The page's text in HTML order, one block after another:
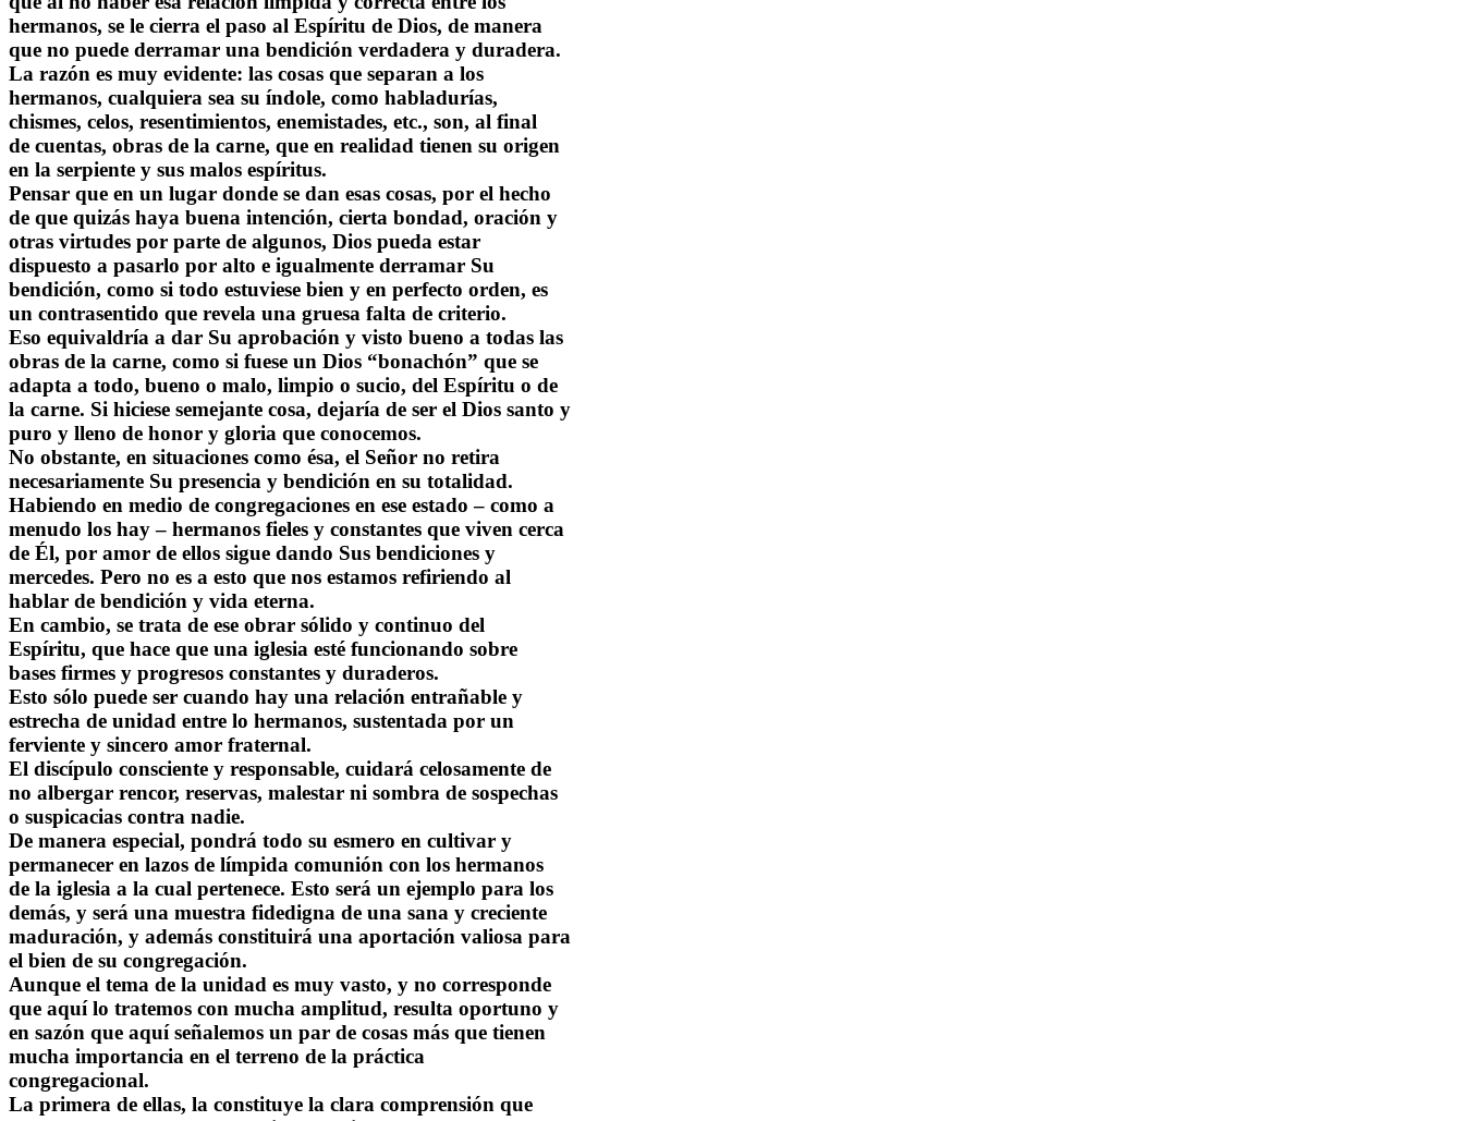
hermanos, se le cierra el paso al Espíritu de Dios, de manera
que no puede derramar una bendición verdadera y duradera.
La razón es muy evidente: las cosas que separan a los
hermanos, cualquiera sea su índole, como habladurías,
chismes, celos, resentimientos, enemistades, etc., son, al final
de cuentas, obras de la carne, que en realidad tienen su origen
en la serpiente y sus malos espíritus.
Pensar que en un lugar donde se dan esas cosas, por el hecho
de que quizás haya buena intención, cierta bondad, oración y
otras virtudes por parte de algunos, Dios pueda estar
dispuesto a pasarlo por alto e igualmente derramar Su
bendición, como si todo estuviese bien y en perfecto orden, es
un contrasentido que revela una gruesa falta de criterio.
Eso equivaldría a dar Su aprobación y visto bueno a todas las
obras de la carne, como si fuese un Dios “bonachón” que se
adapta a todo, bueno o malo, limpio o sucio, del Espíritu o de
la carne. Si hiciese semejante cosa, dejaría de ser el Dios santo y
puro y lleno de honor y gloria que conocemos.
No obstante, en situaciones como ésa, el Señor no retira
necesariamente Su presencia y bendición en su totalidad.
Habiendo en medio de congregaciones en ese estado – como a
menudo los hay – hermanos fieles y constantes que viven cerca
de Él, por amor de ellos sigue dando Sus bendiciones y
mercedes. Pero no es a esto que nos estamos refiriendo al
hablar de bendición y vida eterna.
En cambio, se trata de ese obrar sólido y continuo del
Espíritu, que hace que una iglesia esté funcionando sobre
bases firmes y progresos constantes y duraderos.
Esto sólo puede ser cuando hay una relación entrañable y
estrecha de unidad entre lo hermanos, sustentada por un
ferviente y sincero amor fraternal.
El discípulo consciente y responsable, cuidará celosamente de
no albergar rencor, reservas, malestar ni sombra de sospechas
o suspicacias contra nadie.
De manera especial, pondrá todo su esmero en cultivar y
permanecer en lazos de límpida comunión con los hermanos
de la iglesia a la cual pertenece. Esto será un ejemplo para los
demás, y será una muestra fidedigna de una sana y creciente
maduración, y además constituirá una aportación valiosa para
el bien de su congregación.
Aunque el tema de la unidad es muy vasto, y no corresponde
que aquí lo tratemos con mucha amplitud, resulta oportuno y
en sazón que aquí señalemos un par de cosas más que tienen
mucha importancia en el terreno de la práctica
congregacional.
La primera de ellas, la constituye la clara comprensión que